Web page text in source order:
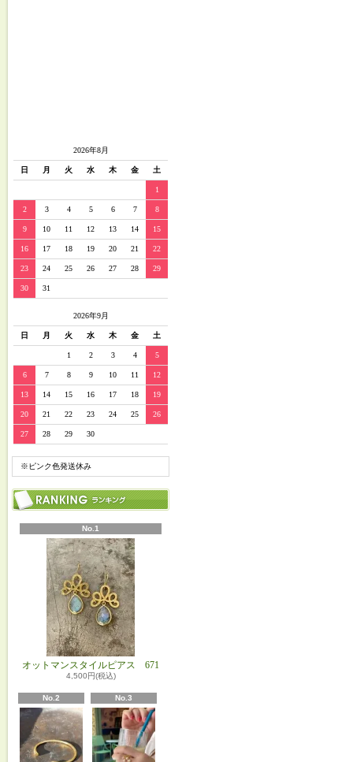
2026年8月
日 月 火 水 木 金 土
1
2 3 4 5 6 7 8
9 10 11 12 13 14 15
16 17 18 19 20 21 22
23 24 25 26 27 28 29
30 31
2026年9月
日 月 火 水 木 金 土
1 2 3 4 5
6 7 8 9 10 11 12
13 14 15 16 17 18 19
20 21 22 23 24 25 26
27 28 29 30
※ピンク色発送休み
No.1
オットマンスタイルピアス 671
4,500円(税込)
No.2 No.3